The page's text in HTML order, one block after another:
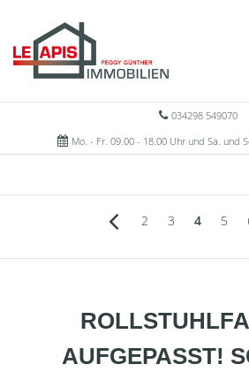
034298 549070
Mo. - Fr. 09.00 - 18.00 Uhr und Sa. und
2 3 4 5
AUFGEPASST!